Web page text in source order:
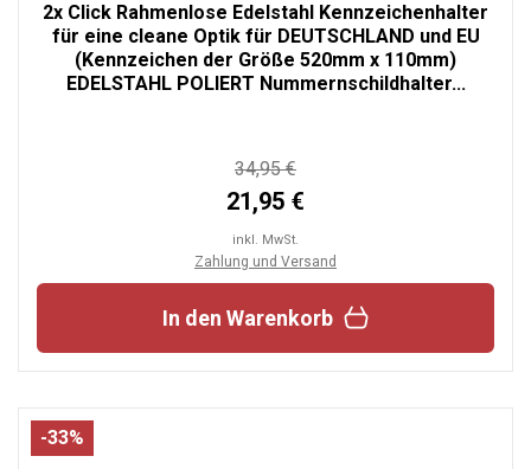
2x Click Rahmenlose Edelstahl Kennzeichenhalter
für eine cleane Optik für DEUTSCHLAND und EU
(Kennzeichen der Größe 520mm x 110mm)
EDELSTAHL POLIERT Nummernschildhalter...
34,95 €
21,95 €
inkl. MwSt.
Zahlung und Versand
In den Warenkorb
-33%